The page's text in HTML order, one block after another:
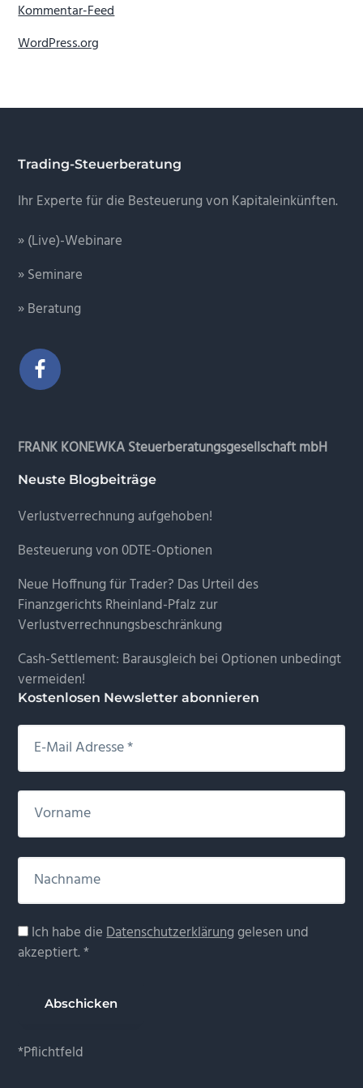
Kommentar-Feed
WordPress.org
Footer
Trading-Steuerberatung
Ihr Experte für die Besteuerung von Kapitaleinkünften.
» (Live)-Webinare
» Seminare
» Beratung
FRANK KONEWKA Steuerberatungsgesellschaft mbH
Neuste Blogbeiträge
Verlustverrechnung aufgehoben!
Besteuerung von 0DTE-Optionen
Neue Hoffnung für Trader? Das Urteil des
Finanzgerichts Rheinland-Pfalz zur
Verlustverrechnungsbeschränkung
Cash-Settlement: Barausgleich bei Optionen unbedingt
vermeiden!
Kostenlosen Newsletter abonnieren
Ich habe dieDatenschutzerklärunggelesen und
akzeptiert. *
*Pflichtfeld